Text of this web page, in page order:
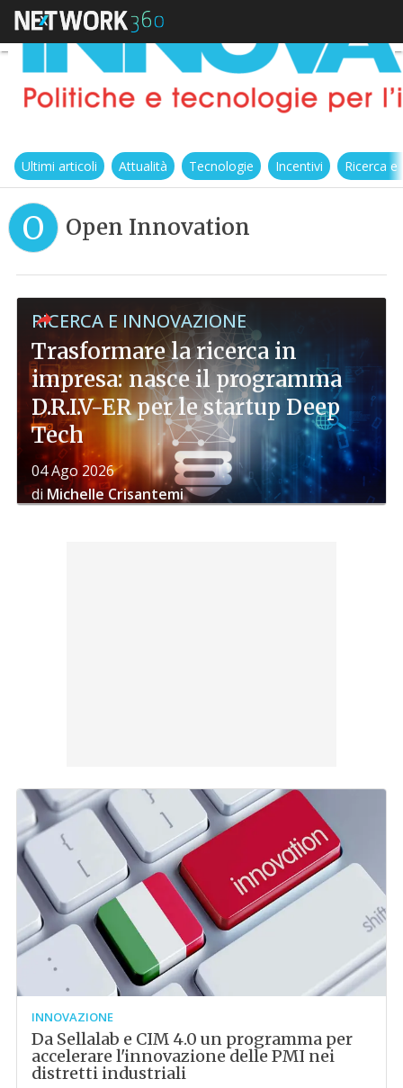
Ultimi articoli Attualità Tecnologie Incentivi Ricerca
O Open Innovation
RICERCA E INNOVAZIONE
Trasformare la ricerca in
impresa: nasce il programma
D.R.I.V-ER per le startup Deep
Tech
04 Ago 2026
di Michelle Crisantemi
INNOVAZIONE
Da Sellalab e CIM 4.0 un programma per
accelerare l'innovazione delle PMI nei
distretti industriali